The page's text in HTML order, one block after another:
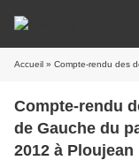
Accueil » Compte-rendu des débats
Compte-rendu
de Gauche du
2012 à Ploujean